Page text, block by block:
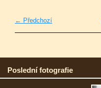
← Předchozí
Poslední fotografie